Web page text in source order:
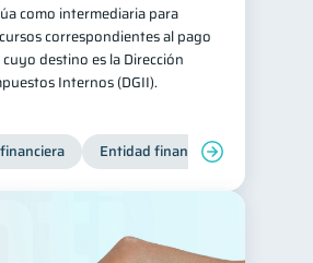
como intermediaria para
correspondientes al pago
destino es la Dirección
Internos (DGII).
Entidad financiera